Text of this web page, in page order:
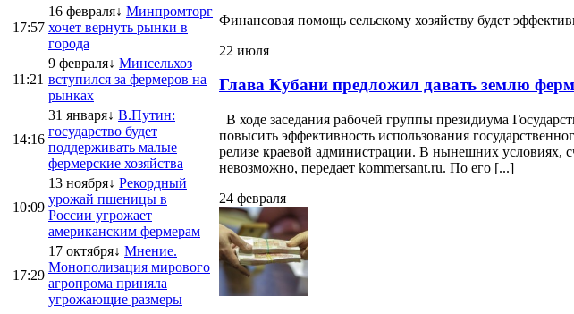
17:57
16 февраля↓ Минпромторг
хочет вернуть рынки в
города
11:21
9 февраля↓ Минсельхоз
вступился за фермеров на
рынках
14:16
31 января↓ В.Путин:
государство будет
поддерживать малые
фермерские хозяйства
10:09
13 ноября↓ Рекордный
урожай пшеницы в
России угрожает
американским фермерам
17:29
17 октября↓ Мнение.
Монополизация мирового
агропрома приняла
угрожающие размеры
Финансовая помощь сельскому хозяйству будет
22 июля
Глава Кубани предложил давать землю
В ходе заседания рабочей группы президиума
повысить эффективность использования
релизе краевой администрации. В нынешних условиях,
невозможно, передает kommersant.ru. По его [...]
24 февраля